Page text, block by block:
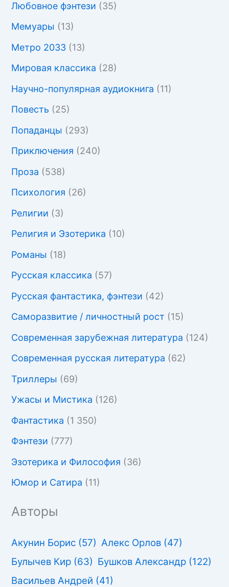
Любовное фэнтези (35)
Мемуары (13)
Метро 2033 (13)
Мировая классика (28)
Научно-популярная аудиокнига (11)
Повесть (25)
Попаданцы (293)
Приключения (240)
Проза (538)
Психология (26)
Религии (3)
Религия и Эзотерика (10)
Романы (18)
Русская классика (57)
Русская фантастика, фэнтези (42)
Саморазвитие / личностный рост (15)
Современная зарубежная литература (124)
Современная русская литература (62)
Триллеры (69)
Ужасы и Мистика (126)
Фантастика (1 350)
Фэнтези (777)
Эзотерика и Философия (36)
Юмор и Сатира (11)
Авторы
Акунин Борис (57) Алекс Орлов (47)
Булычев Кир (63) Бушков Александр (122)
Васильев Андрей (41)